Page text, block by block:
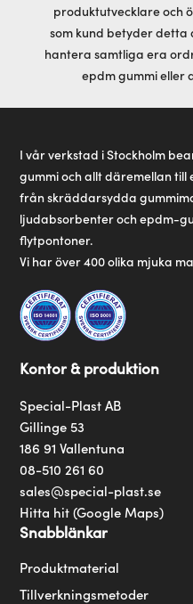
produktutvecklare och
som kund betyder
hantera samtliga era
epdm gummi eller
I vår verkstad i Stockholm
gummi och allt däremellan
från skräddarsydda
ljudabsorbenter och epdm-
flytpontoner.
Vi har över 400 olika mjuka
Kontor & produktion
Special-Plast AB
Gillinge 53
186 91 Vallentuna
08-510 261 60
sales@special-plast.se
Hitta hit (Google Maps)
Snabblänkar
Produktmaterial
Tillverkningsmetoder